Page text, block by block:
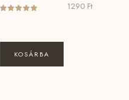
1290 Ft
KOSÁRBA